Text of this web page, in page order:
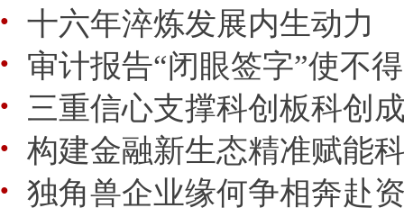
● 十六年淬炼发展内生动力
● 审计报告“闭眼签字”使不得
● 三重信心支撑科创板科创
● 构建金融新生态精准赋能
● 独角兽企业缘何争相奔赴